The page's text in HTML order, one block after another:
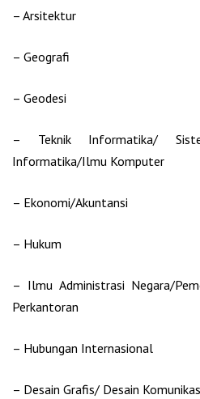
– Arsitektur
– Geografi
– Geodesi
– Teknik Informatika/
Informatika/Ilmu Komputer
– Ekonomi/Akuntansi
– Hukum
– Ilmu Administrasi Negara/
Perkantoran
– Hubungan Internasional
– Desain Grafis/ Desain